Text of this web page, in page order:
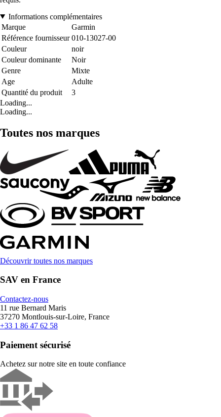
Informations complémentaires
Marque
Garmin
Référence fournisseur 010-13027-00
Couleur
noir
Couleur dominante
Noir
Genre
Mixte
Age
Adulte
Quantité du produit
3
Loading...
Loading...
Toutes nos marques
Découvrir toutes nos marques
SAV en France
Contactez-nous
11 rue Bernard Maris
37270 Montlouis-sur-Loire, France
+33 1 86 47 62 58
Paiement sécurisé
Achetez sur notre site en toute confiance